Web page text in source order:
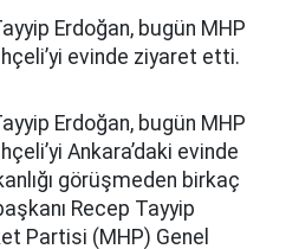
Erdoğan, bugün MHP
evinde ziyaret etti.
Erdoğan, bugün MHP
Ankara’daki evinde
görüşmeden birkaç
Recep Tayyip
Partisi (MHP) Genel